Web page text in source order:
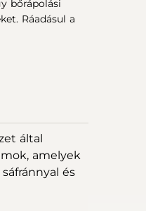
bőrápolási
Ráadásul a
által
amelyek
és